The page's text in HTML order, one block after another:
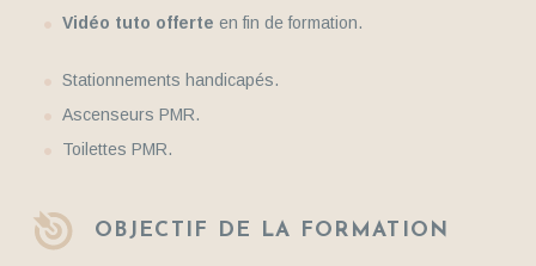
Vidéo tuto offerte en fin de formation.
Stationnements handicapés.
Ascenseurs PMR.
Toilettes PMR.
OBJECTIF DE LA FORMATION